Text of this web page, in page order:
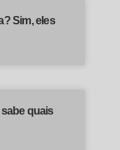
Sim, eles
quais